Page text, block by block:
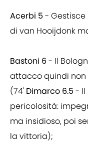
Acerbi 5 -
di van Hooijdonk
Bastoni 6- Il
attacco quindi non
(74' Dimarco 6.5 - Il
pericolosità:
ma insidioso, poi
la vittoria);